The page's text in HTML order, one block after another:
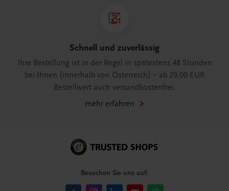
Schnell und zuverlässig
Ihre Bestellung ist in der Regel in spätestens 48 Stunden
bei Ihnen (innerhalb von Österreich) – ab 29,00 EUR
Bestellwert auch versandkostenfrei.
mehr erfahren
Besuchen Sie uns auf: